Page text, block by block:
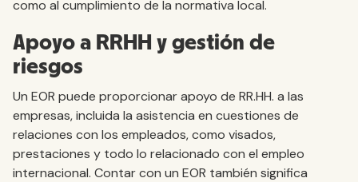
como al cumplimiento de la normativa local.
Apoyo a RRHH y gestión de
riesgos
Un EOR puede proporcionar apoyo de RR.HH. a las
empresas, incluida la asistencia en cuestiones de
relaciones con los empleados, como visados,
prestaciones y todo lo relacionado con el empleo
internacional. Contar con un EOR también significa